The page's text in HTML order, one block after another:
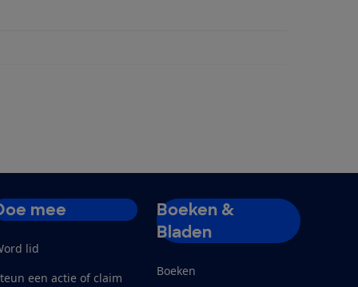
mee
lid
een actie of claim
Boeken &
Bladen
Boeken